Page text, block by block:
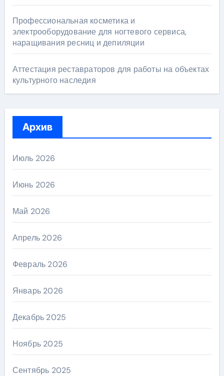
Профессиональная косметика и
электрооборудование для ногтевого сервиса,
наращивания ресниц и депиляции
Аттестация реставраторов для работы на объектах
культурного наследия
Архив
Июль 2026
Июнь 2026
Май 2026
Апрель 2026
Февраль 2026
Январь 2026
Декабрь 2025
Ноябрь 2025
Сентябрь 2025